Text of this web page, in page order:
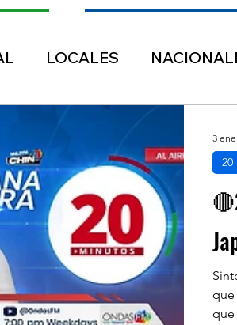
LOCALES
FINANZAS ECONÓMICA
LINKS DE INTERES
que
que
20
3